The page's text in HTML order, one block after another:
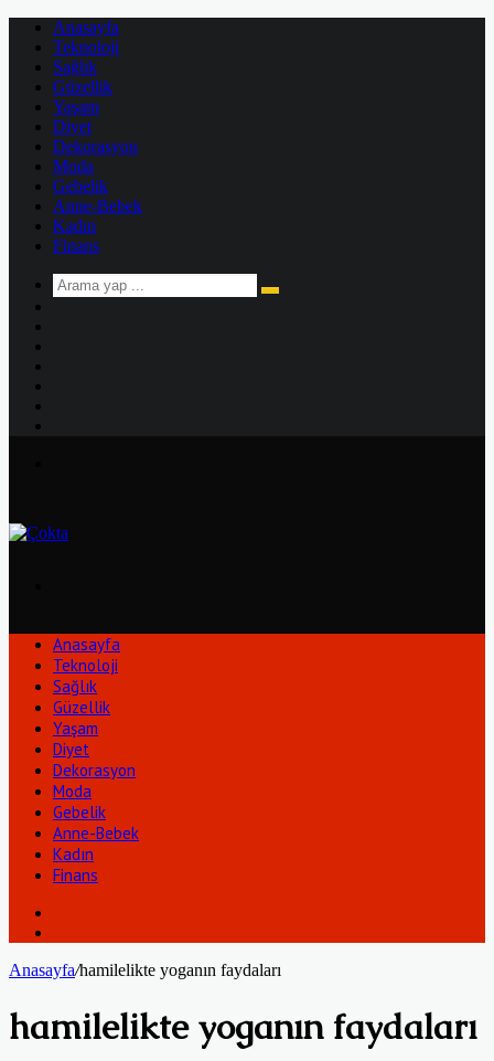
Anasayfa
Teknoloji
Sağlık
Güzellik
Yaşam
Diyet
Dekorasyon
Moda
Gebelik
Anne-Bebek
Kadın
Finans
Arama
Anasayfa
Teknoloji
Sağlık
Güzellik
Yaşam
Diyet
Dekorasyon
Moda
Gebelik
Anne-Bebek
Kadın
Finans
Anasayfa/hamilelikte yoganın faydaları
hamilelikte yoganın faydaları